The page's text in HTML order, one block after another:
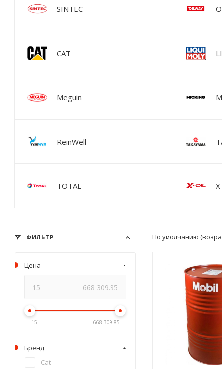
SINTEC
CAT
Meguin
ReinWell
TOTAL
По умолчанию
ФИЛЬТР
Цена
15 668 309.85
Бренд
Cat